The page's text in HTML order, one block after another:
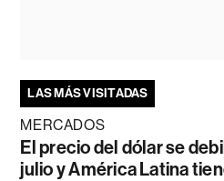
LAS MÁS VISITADAS
MERCADOS
El precio del dólar se
julio y América Latina